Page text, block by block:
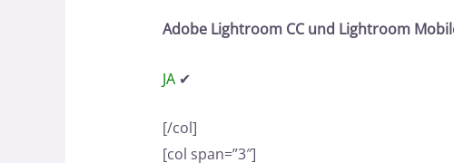
Adobe Lightroom CC und Lightroom
JA ✔
[/col]
[col span=”3″]